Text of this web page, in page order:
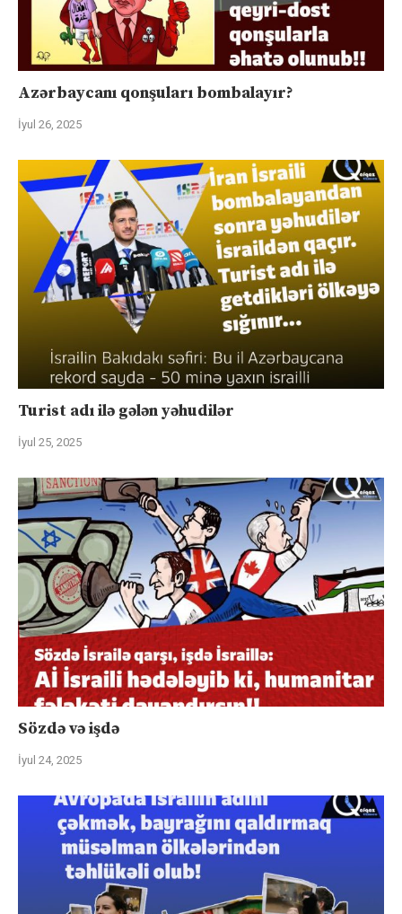
Azərbaycanı qonşuları bombalayır?
İyul 26, 2025
Turist adı ilə gələn yəhudilər
İyul 25, 2025
Sözdə və işdə
İyul 24, 2025